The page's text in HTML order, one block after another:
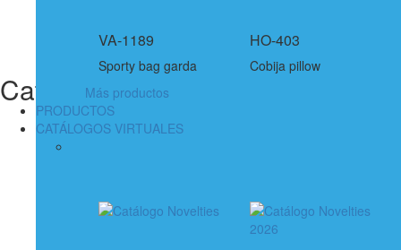
VA-1189
Sporty bag garda
HO-403
Cobija pillow
Más productos
PRODUCTOS
CATÁLOGOS VIRTUALES
Catálogos Virtuales